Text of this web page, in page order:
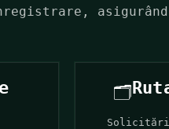
🗂️